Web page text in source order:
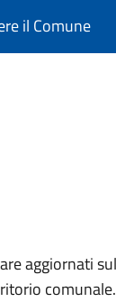
il Comune
aggiornati
comunale.